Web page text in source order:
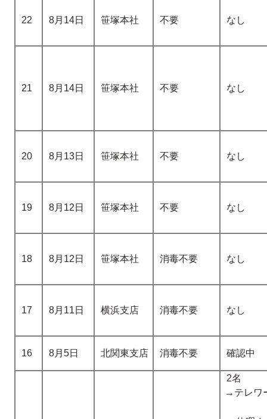
22 8月14日 笹塚本社 不要 なし
21 8月14日 笹塚本社 不要 なし
20 8月13日 笹塚本社 不要 なし
19 8月12日 笹塚本社 不要 なし
18 8月12日 笹塚本社 消毒不要 なし
17 8月11日 横浜支店 消毒不要 なし
16 8月5日 北関東支店 消毒不要 確認中
2名
→テレワ